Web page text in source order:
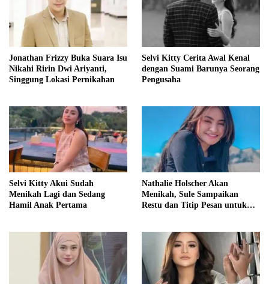
Jonathan Frizzy Buka Suara Isu
Nikahi Ririn Dwi Ariyanti,
Singgung Lokasi Pernikahan
Selvi Kitty Cerita Awal Kenal
dengan Suami Barunya Seorang
Pengusaha
Selvi Kitty Akui Sudah
Menikah Lagi dan Sedang
Hamil Anak Pertama
Nathalie Holscher Akan
Menikah, Sule Sampaikan
Restu dan Titip Pesan untuk